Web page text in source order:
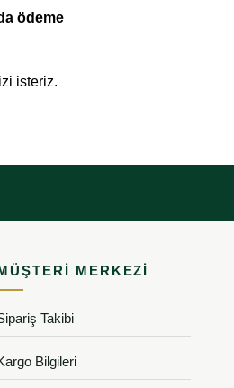
ödeme
isteriz.
MERKEZI
Takibi
Bilgileri